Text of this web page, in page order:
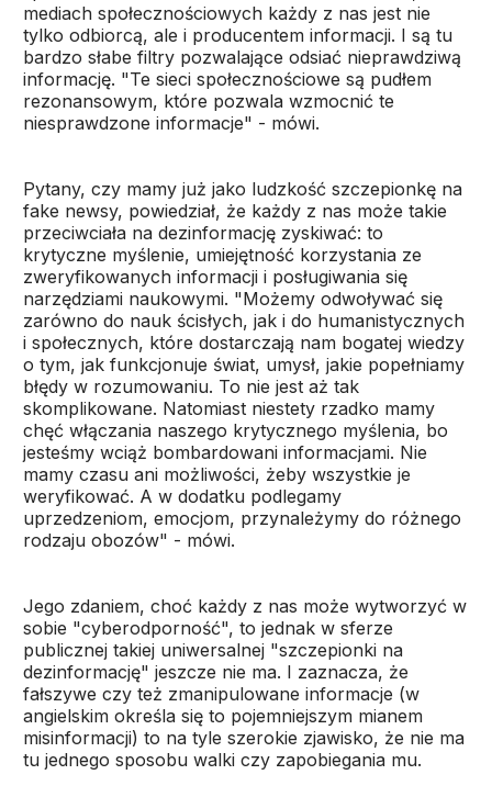
mediach społecznościowych każdy z nas jest nie
tylko odbiorcą, ale i producentem informacji. I są tu
bardzo słabe filtry pozwalające odsiać nieprawdziwą
informację. "Te sieci społecznościowe są pudłem
rezonansowym, które pozwala wzmocnić te
niesprawdzone informacje" - mówi.
Pytany, czy mamy już jako ludzkość szczepionkę na
fake newsy, powiedział, że każdy z nas może takie
przeciwciała na dezinformację zyskiwać: to
krytyczne myślenie, umiejętność korzystania ze
zweryfikowanych informacji i posługiwania się
narzędziami naukowymi. "Możemy odwoływać się
zarówno do nauk ścisłych, jak i do humanistycznych
i społecznych, które dostarczają nam bogatej wiedzy
o tym, jak funkcjonuje świat, umysł, jakie popełniamy
błędy w rozumowaniu. To nie jest aż tak
skomplikowane. Natomiast niestety rzadko mamy
chęć włączania naszego krytycznego myślenia, bo
jesteśmy wciąż bombardowani informacjami. Nie
mamy czasu ani możliwości, żeby wszystkie je
weryfikować. A w dodatku podlegamy
uprzedzeniom, emocjom, przynależymy do różnego
rodzaju obozów" - mówi.
Jego zdaniem, choć każdy z nas może wytworzyć w
sobie "cyberodporność", to jednak w sferze
publicznej takiej uniwersalnej "szczepionki na
dezinformację" jeszcze nie ma. I zaznacza, że
fałszywe czy też zmanipulowane informacje (w
angielskim określa się to pojemniejszym mianem
misinformacji) to na tyle szerokie zjawisko, że nie ma
tu jednego sposobu walki czy zapobiegania mu.